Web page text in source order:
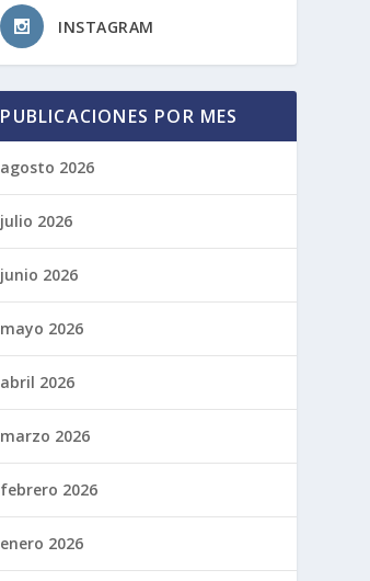
INSTAGRAM
PUBLICACIONES POR MES
agosto 2026
julio 2026
junio 2026
mayo 2026
abril 2026
marzo 2026
febrero 2026
enero 2026